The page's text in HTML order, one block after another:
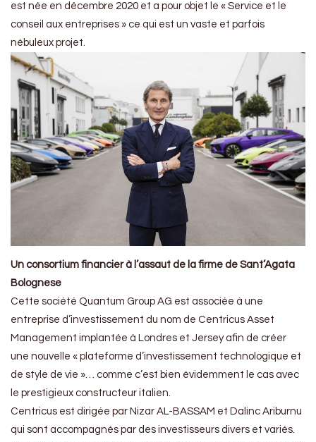
est née en décembre 2020 et a pour objet le « Service et le
conseil aux entreprises » ce qui est un vaste et parfois
nébuleux projet.
Un consortium financier à l’assaut de la firme de Sant’Agata
Bolognese
Cette société Quantum Group AG est associée à une
entreprise d’investissement du nom de Centricus Asset
Management implantée à Londres et Jersey afin de créer
une nouvelle « plateforme d’investissement technologique et
de style de vie »… comme c’est bien évidemment le cas avec
le prestigieux constructeur italien.
Centricus est dirigée par Nizar AL-BASSAM et Dalinc Ariburnu
qui sont accompagnés par des investisseurs divers et variés.